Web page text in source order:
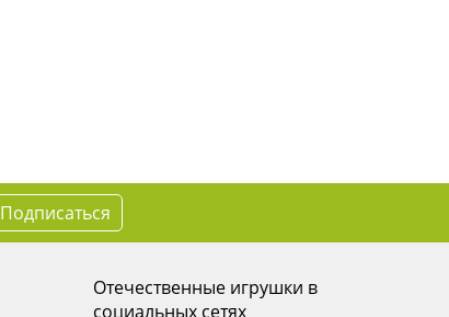
Подписаться
Отечественные игрушки в
социальных сетях